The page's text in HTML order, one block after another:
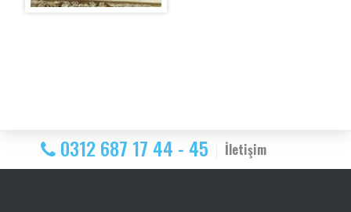
0312 687 17 44 - 45 İletişim